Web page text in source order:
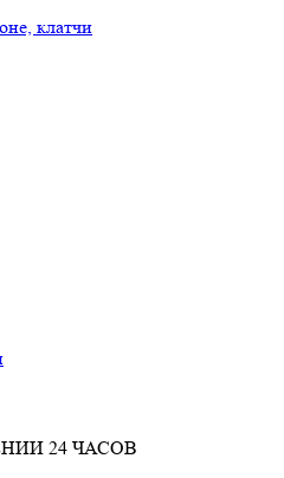
клатчи
24 ЧАСОВ